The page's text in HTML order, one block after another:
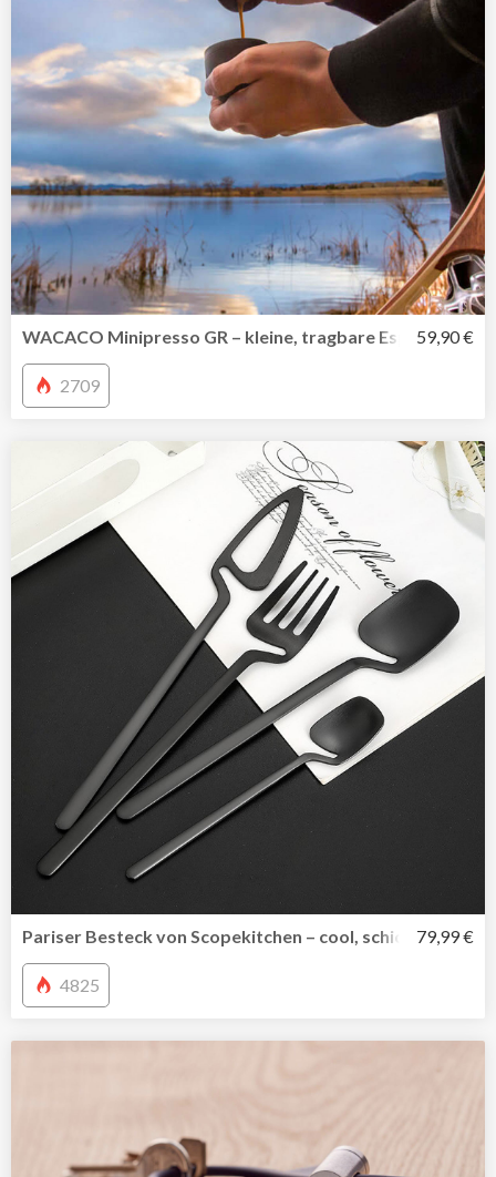
WACACO Minipresso GR – kleine, tragbare 59,90 €
2709
Pariser Besteck von Scopekitchen – cool, schick,79,99 €
4825